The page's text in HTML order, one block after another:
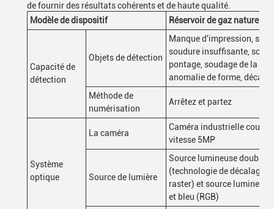
de fournir des résultats cohérents et de haute qualité.
Modèle de dispositif
Réservoir de gaz naturel
Capacité de
détection
Objets de détection
Manque d'impression, sur
soudure insuffisante,
pontage, soudage de la
anomalie de forme,
Méthode de
numérisation
Arrêtez et partez
Système
optique
La caméra
Caméra industrielle
vitesse 5MP
Source de lumière
Source lumineuse double
(technologie de décalage
raster) et source
et bleu (RGB)